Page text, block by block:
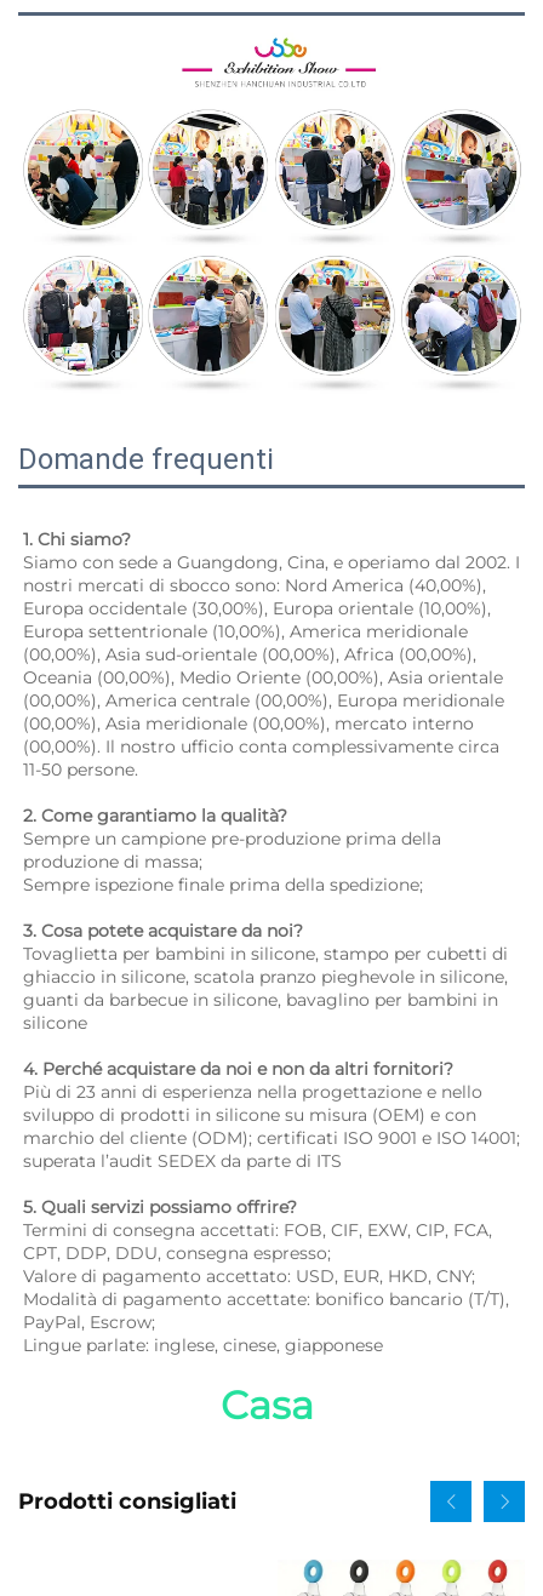
Domande frequenti
1. Chi siamo?
Siamo con sede a Guangdong, Cina, e operiamo dal 2002. I
nostri mercati di sbocco sono: Nord America (40,00%),
Europa occidentale (30,00%), Europa orientale (10,00%),
Europa settentrionale (10,00%), America meridionale
(00,00%), Asia sud-orientale (00,00%), Africa (00,00%),
Oceania (00,00%), Medio Oriente (00,00%), Asia orientale
(00,00%), America centrale (00,00%), Europa meridionale
(00,00%), Asia meridionale (00,00%), mercato interno
(00,00%). Il nostro ufficio conta complessivamente circa
11-50 persone.
2. Come garantiamo la qualità?
Sempre un campione pre-produzione prima della
produzione di massa;
Sempre ispezione finale prima della spedizione;
3. Cosa potete acquistare da noi?
Tovaglietta per bambini in silicone, stampo per cubetti di
ghiaccio in silicone, scatola pranzo pieghevole in silicone,
guanti da barbecue in silicone, bavaglino per bambini in
silicone
4. Perché acquistare da noi e non da altri fornitori?
Più di 23 anni di esperienza nella progettazione e nello
sviluppo di prodotti in silicone su misura (OEM) e con
marchio del cliente (ODM); certificati ISO 9001 e ISO 14001;
superata l’audit SEDEX da parte di ITS
5. Quali servizi possiamo offrire?
Termini di consegna accettati: FOB, CIF, EXW, CIP, FCA,
CPT, DDP, DDU, consegna espresso;
Valore di pagamento accettato: USD, EUR, HKD, CNY;
Modalità di pagamento accettate: bonifico bancario (T/T),
PayPal, Escrow;
Lingue parlate: inglese, cinese, giapponese
Casa
Prodotti consigliati